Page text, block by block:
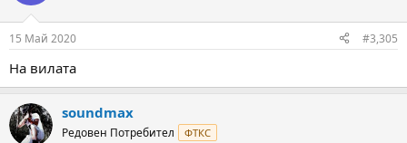
15 Май 2020 #3,305
На вилата
soundmax
Редовен Потребител ФТКС